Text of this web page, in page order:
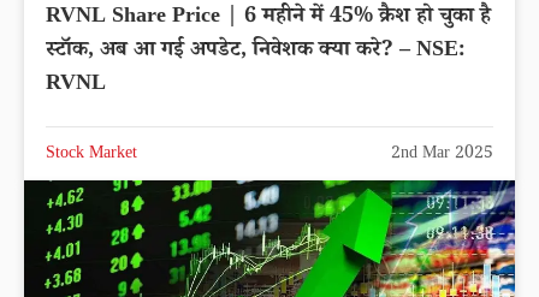
RVNL Share Price | 6 महीने में 45% क्रैश हो चुका है
स्टॉक, अब आ गई अपडेट, निवेशक क्या करे? – NSE:
RVNL
Stock Market 2nd Mar 2025